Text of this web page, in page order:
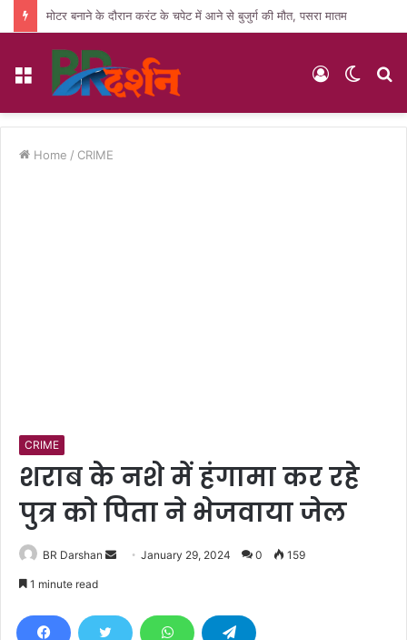
मोटर बनाने के दौरान करंट के चपेट में आने से बुजुर्ग की मौत, पसरा मातम
Menu
Switch
Log
Home / CRIME
CRIME
शराब के नशे में हंगामा कर रहे
पुत्र को पिता ने भेजवाया जेल
BR Darshan
d
January 29, 2024 0 159
1 minute read